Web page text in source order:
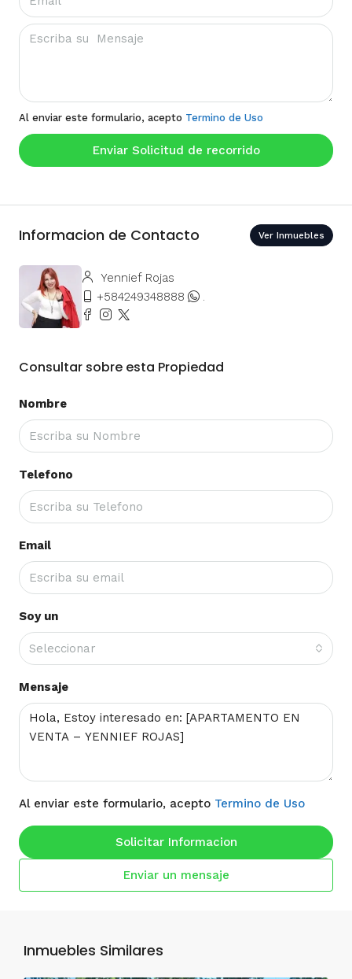
Al enviar este formulario, acepto Termino de Uso
Enviar Solicitud de recorrido
Informacion de Contacto Ver Inmuebles
Yennief Rojas
+584249348888
.
Consultar sobre esta Propiedad
Nombre
Telefono
Email
Soy un
Seleccionar
Mensaje
Al enviar este formulario, acepto Termino de Uso
Solicitar Informacion
Enviar un mensaje
Inmuebles Similares